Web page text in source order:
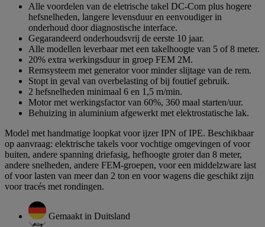
Alle voordelen van de eletrische takel DC-Com plus hogere
hefsnelheden, langere levensduur en eenvoudiger in
onderhoud door diagnostische interface.
Gegarandeerd onderhoudsvrij de eerste 10 jaar.
Alle modellen leverbaar met een takelhoogte van 5 of 8 meter.
20% extra werkingsduur in groep FEM 2M.
Remsysteem met generator voor minder slijtage van de rem.
Stopt in geval van overbelasting of bij foutief gebruik.
2 hefsnelheden minimaal 6 en 1,5 m/min.
Motor met werkingsfactor van 60%, 360 maal starten/uur.
Behuizing in aluminium afgewerkt met elektrostatische lak.
Model met handmatige loopkat voor ijzer IPN of IPE. Beschikbaar
op aanvraag: elektrische takels voor vochtige omgevingen of voor
buiten, andere spanning driefasig, hefhoogte groter dan 8 meter,
andere snelheden, andere FEM-groepen, voor een middelzware last
of voor lasten van meer dan 2 ton en voor wagens die geschikt zijn
voor tracés met rondingen.
Gemaakt in Duitsland